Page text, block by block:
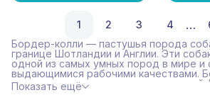
1 2 3 4 …
Бордер-колли — пастушья порода
границе Шотландии и Англии. Эти
одной из самых умных пород в мире и
выдающимися рабочими качествами.
энергичны и нуждаются в постоянной
умственной нагрузке. Они быстро
Показать ещё